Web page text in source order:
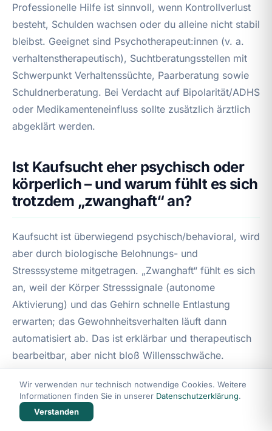
Professionelle Hilfe ist sinnvoll, wenn Kontrollverlust
besteht, Schulden wachsen oder du alleine nicht stabil
bleibst. Geeignet sind Psychotherapeut:innen (v. a.
verhaltenstherapeutisch), Suchtberatungsstellen mit
Schwerpunkt Verhaltenssüchte, Paarberatung sowie
Schuldnerberatung. Bei Verdacht auf Bipolarität/ADHS
oder Medikamenteneinfluss sollte zusätzlich ärztlich
abgeklärt werden.
Ist Kaufsucht eher psychisch oder
körperlich – und warum fühlt es sich
trotzdem „zwanghaft“ an?
Kaufsucht ist überwiegend psychisch/behavioral, wird
aber durch biologische Belohnungs- und
Stresssysteme mitgetragen. „Zwanghaft“ fühlt es sich
an, weil der Körper Stresssignale (autonome
Aktivierung) und das Gehirn schnelle Entlastung
erwarten; das Gewohnheitsverhalten läuft dann
automatisiert ab. Das ist erklärbar und therapeutisch
bearbeitbar, aber nicht bloß Willensschwäche.
Fazit
Wir verwenden nur technisch notwendige Cookies. Weitere
Informationen finden Sie in unserer Datenschutzerklärung.
Verstanden